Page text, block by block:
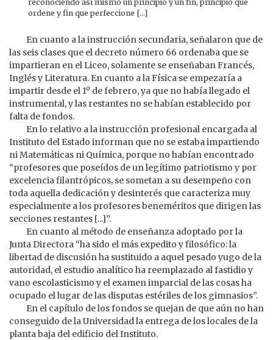
reconociendo así mismo un principio y un fin, principio que
ordene y fin que perfeccione [...]
En cuanto a la instrucción secundaria, señalaron que de
las seis clases que el decreto número 66 ordenaba que se
impartieran en el Liceo, solamente se enseñaban Francés,
Inglés y Literatura. En cuanto a la Física se empezaría a
impartir desde el 1º de febrero, ya que no había llegado el
instrumental, y las restantes no se habían establecido por
falta de fondos.
En lo relativo a la instrucción profesional encargada al
Instituto del Estado informan que no se estaba impartiendo
ni Matemáticas ni Química, porque no habían encontrado
“profesores que poseídos de un legítimo patriotismo y por
excelencia filantrópicos, se sometan a su desempeño con
toda aquella dedicación y desinterés que caracteriza muy
especialmente a los profesores beneméritos que dirigen las
secciones restantes [...]”.
En cuanto al método de enseñanza adoptado por la
Junta Directora “ha sido el más expedito y filosófico: la
libertad de discusión ha sustituido a aquel pesado yugo de la
autoridad, el estudio analítico ha reemplazado al fastidio y
vano escolasticismo y el examen imparcial de las cosas ha
ocupado el lugar de las disputas estériles de los gimnasios”.
En el capítulo de los fondos se quejan de que aún no han
conseguido de la Universidad la entrega de los locales de la
planta baja del edificio del Instituto.